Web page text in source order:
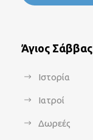
Άγιος Σάββας
Ιστορία
Ιατροί
Δωρεές